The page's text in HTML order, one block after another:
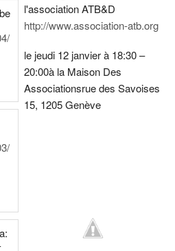
l'association ATB&D
http://www.association-atb.org
le jeudi 12 janvier à 18:30 –
20:00à la Maison Des
Associationsrue des Savoises
15, 1205 Genève